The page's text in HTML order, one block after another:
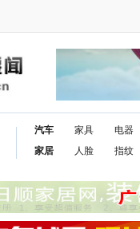
汽车
家居
家具
人脸
电器
指纹